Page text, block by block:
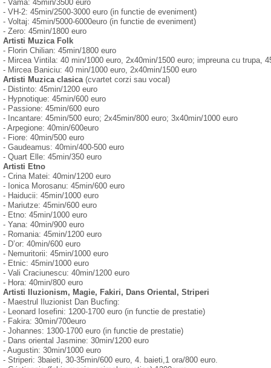
- Vama: 45min/3500 euro
- VH-2: 45min/2500-3000 euro (in functie de eveniment)
- Voltaj: 45min/5000-6000euro (in functie de eveniment)
- Zero: 45min/1800 euro
Artisti Muzica Folk
- Florin Chilian: 45min/1800 euro
- Mircea Vintila: 40 min/1000 euro, 2x40min/1500 euro; impreuna cu trupa,
- Mircea Baniciu: 40 min/1000 euro, 2x40min/1500 euro
Artisti Muzica clasica (cvartet corzi sau vocal)
- Distinto: 45min/1200 euro
- Hypnotique: 45min/600 euro
- Passione: 45min/600 euro
- Incantare: 45min/500 euro; 2x45min/800 euro; 3x40min/1000 euro
- Arpegione: 40min/600euro
- Fiore: 40min/500 euro
- Gaudeamus: 40min/400-500 euro
- Quart Elle: 45min/350 euro
Artisti Etno
- Crina Matei: 40min/1200 euro
- Ionica Morosanu: 45min/600 euro
- Haiducii: 45min/1000 euro
- Mariutze: 45min/600 euro
- Etno: 45min/1000 euro
- Yana: 40min/900 euro
- Romania: 45min/1200 euro
- D’or: 40min/600 euro
- Nemuritorii: 45min/1000 euro
- Etnic: 45min/1000 euro
- Vali Craciunescu: 40min/1200 euro
- Hora: 40min/800 euro
Artisti Iluzionism, Magie, Fakiri, Dans Oriental, Striperi
- Maestrul Iluzionist Dan Bucfing:
- Leonard Iosefini: 1200-1700 euro (in functie de prestatie)
- Fakira: 30min/700euro
- Johannes: 1300-1700 euro (in functie de prestatie)
- Dans oriental Jasmine: 30min/1200 euro
- Augustin: 30min/1000 euro
- Striperi: 3baieti, 30-35min/600 euro, 4. baieti,1 ora/800 euro.